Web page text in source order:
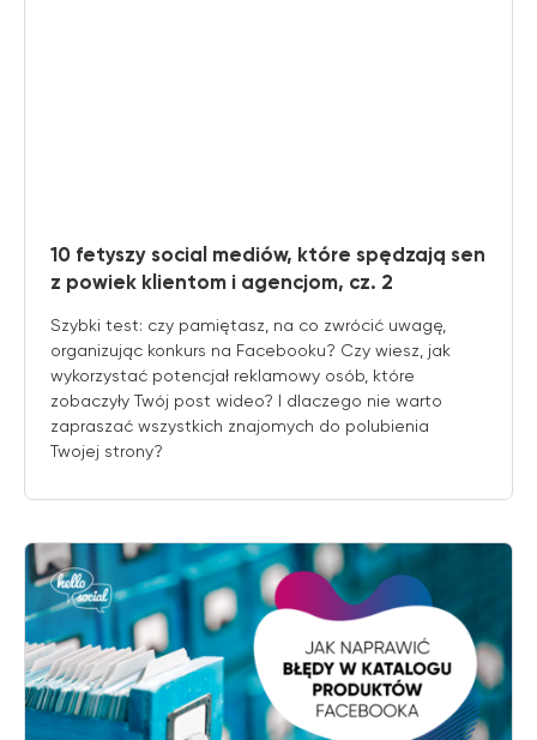
10 fetyszy social mediów, które spędzają sen
z powiek klientom i agencjom, cz. 2
Szybki test: czy pamiętasz, na co zwrócić uwagę,
organizując konkurs na Facebooku? Czy wiesz, jak
wykorzystać potencjał reklamowy osób, które
zobaczyły Twój post wideo? I dlaczego nie warto
zapraszać wszystkich znajomych do polubienia
Twojej strony?